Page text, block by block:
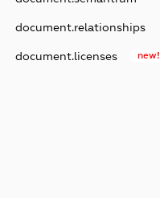
document.relationships
document.licenses new!